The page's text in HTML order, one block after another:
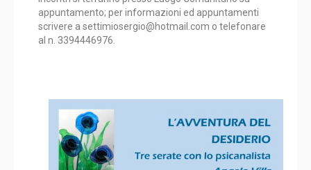
appuntamento; per informazioni ed appuntamenti
scrivere a settimiosergio@hotmail.com o telefonare
al n. 3394446976.